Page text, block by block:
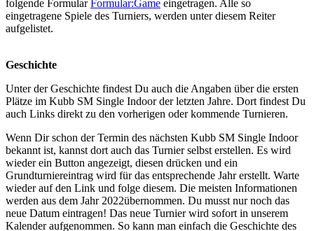
folgende FormularFormular:Game eingetragen. Alle so
eingetragene Spiele des Turniers, werden unter diesem Reiter
aufgelistet.
Geschichte
Unter der Geschichte findest Du auch die Angaben über die ersten
Plätze im Kubb SM Single Indoor der letzten Jahre. Dort findest Du
auch Links direkt zu den vorherigen oder kommende Turnieren.
Wenn Dir schon der Termin des nächsten Kubb SM Single Indoor
bekannt ist, kannst dort auch das Turnier selbst erstellen. Es wird
wieder ein Button angezeigt, diesen drücken und ein
Grundturniereintrag wird für das entsprechende Jahr erstellt. Warte
wieder auf den Link und folge diesem. Die meisten Informationen
werden aus dem Jahr 2022übernommen. Du musst nur noch das
neue Datum eintragen! Das neue Turnier wird sofort in unserem
Kalender aufgenommen. So kann man einfach die Geschichte des